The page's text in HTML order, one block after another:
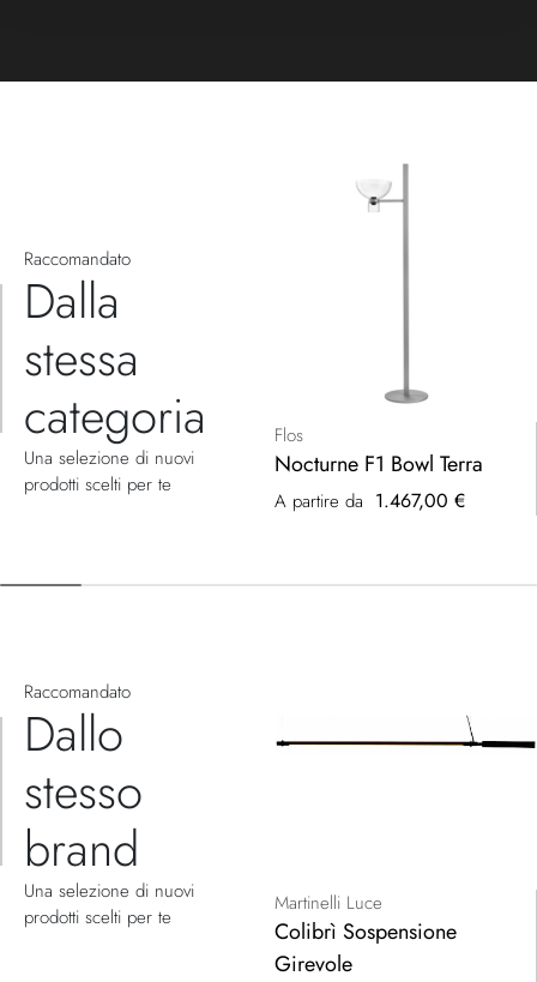
Raccomandato
Dalla
stessa
categoria
Una selezione di nuovi
prodotti scelti per te
Flos
Nocturne F1 Bowl Terra
A partire da 1.467,00 €
Raccomandato
Dallo
stesso
brand
Una selezione di nuovi
prodotti scelti per te
Martinelli Luce
Colibrì Sospensione
Girevole